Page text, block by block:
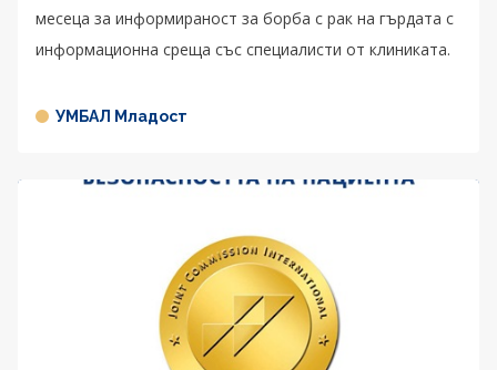
месеца за информираност за борба с рак на гърдата с
информационна среща със специалисти от клиниката.
УМБАЛ Младост